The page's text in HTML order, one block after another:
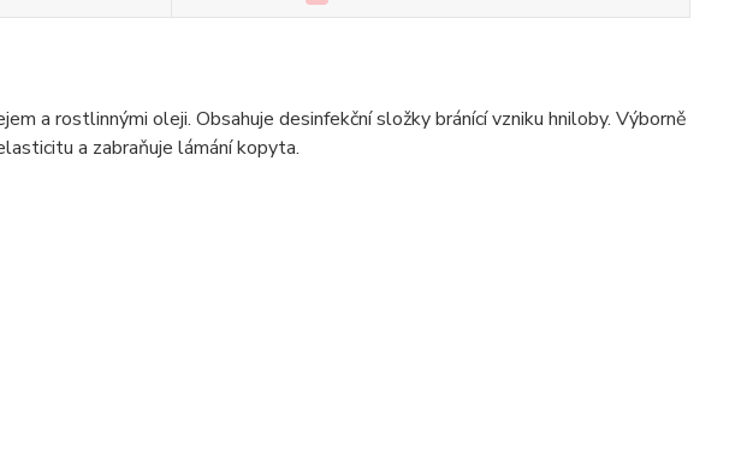
a rostlinnými oleji. Obsahuje desinfekční složky bránící vzniku hniloby. Výborně
a zabraňuje lámání kopyta.